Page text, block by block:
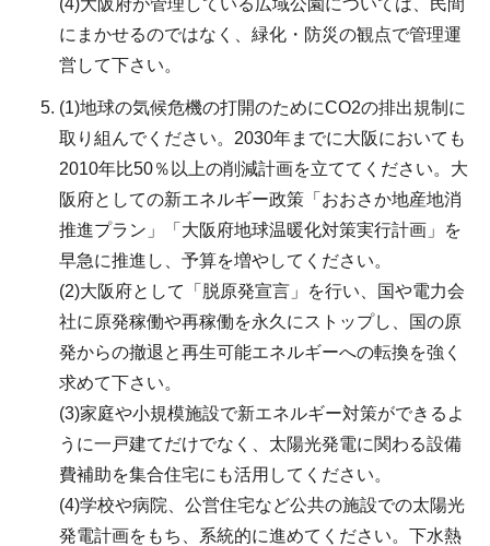
にまかせるのではなく、緑化・防災の観点で管理運
営して下さい。
(1)地球の気候危機の打開のためにCO2の排出規制に
取り組んでください。2030年までに大阪においても
2010年比50％以上の削減計画を立ててください。大
阪府としての新エネルギー政策「おおさか地産地消
推進プラン」「大阪府地球温暖化対策実行計画」を
早急に推進し、予算を増やしてください。
(2)大阪府として「脱原発宣言」を行い、国や電力会
社に原発稼働や再稼働を永久にストップし、国の原
発からの撤退と再生可能エネルギーへの転換を強く
求めて下さい。
(3)家庭や小規模施設で新エネルギー対策ができるよ
うに一戸建てだけでなく、太陽光発電に関わる設備
費補助を集合住宅にも活用してください。
(4)学校や病院、公営住宅など公共の施設での太陽光
発電計画をもち、系統的に進めてください。下水熱